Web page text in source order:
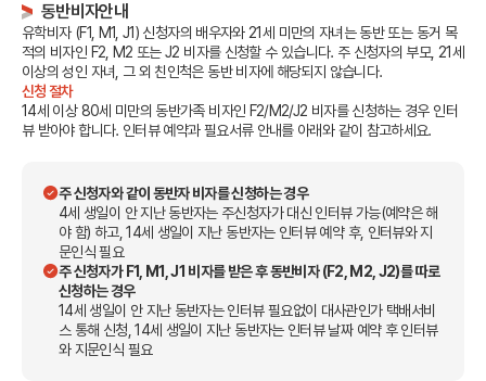
동반비자안내
유학비자 (F1, M1, J1) 신청자의 배우자와 21세 미만의 자녀는 동반 또는 동거 목
적의 비자인 F2, M2 또는 J2 비자를 신청할 수 있습니다. 주 신청자의 부모, 21세
이상의 성인 자녀, 그 외 친인척은 동반 비자에 해당되지 않습니다.
신청 절차
14세 이상 80세 미만의 동반가족 비자인 F2/M2/J2 비자를 신청하는 경우 인터
뷰 받아야 합니다. 인터뷰 예약과 필요서류 안내를 아래와 같이 참고하세요.
주 신청자와 같이 동반자 비자를 신청하는 경우
4세 생일이 안 지난 동반자는 주신청자가 대신 인터뷰 가능(예약은 해
야 함) 하고, 14세 생일이 지난 동반자는 인터뷰 예약 후, 인터뷰와 지
문인식 필요
주 신청자가 F1, M1, J1 비자를 받은 후 동반비자 (F2, M2, J2)를 따로
신청하는 경우
14세 생일이 안 지난 동반자는 인터뷰 필요없이 대사관인가 택배서비
스 통해 신청, 14세 생일이 지난 동반자는 인터뷰 날짜 예약 후 인터뷰
와 지문인식 필요